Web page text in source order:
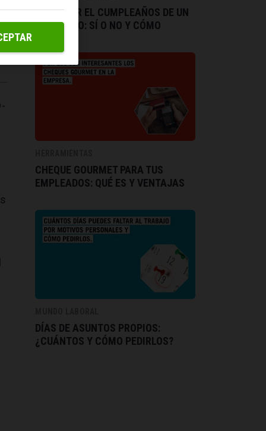
CELEBRAR EL CUMPLEAÑOS DE UN
EMPLEADO: SÍ O NO Y CÓMO
CHEQUE GOURMET PARA TUS
EMPLEADOS: QUÉ ES Y VENTAJAS
DÍAS DE ASUNTOS PROPIOS:
¿CUÁNTOS Y CÓMO PEDIRLOS?